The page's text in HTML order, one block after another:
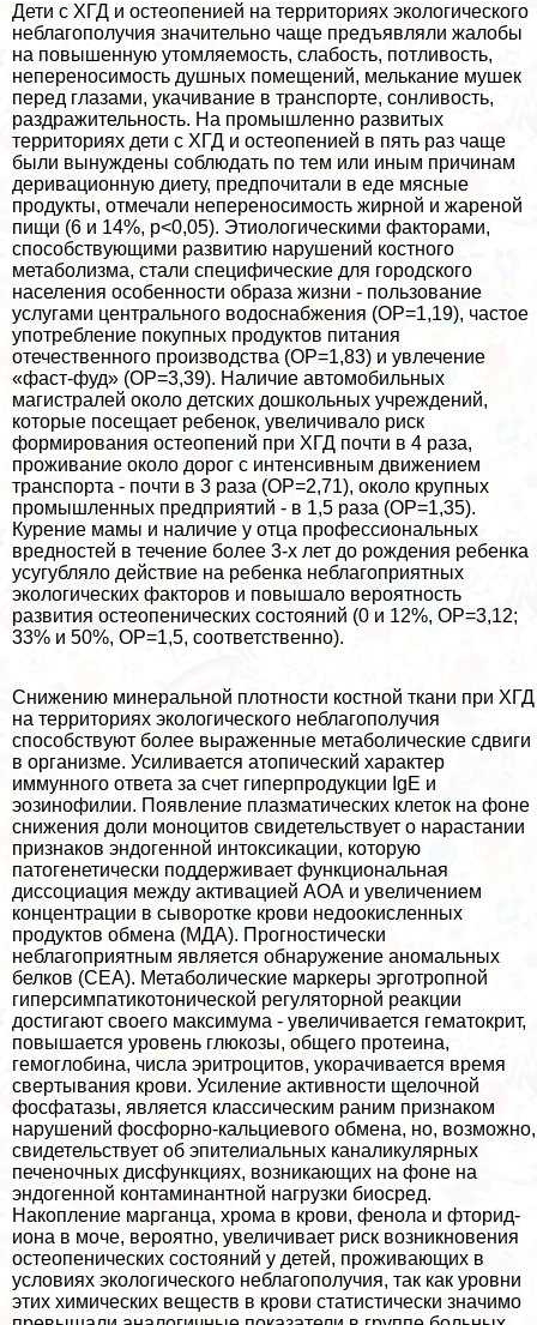
Дети с ХГД и остеопенией на территориях экологического
нeблагополучия значительно чаще предъявляли жалобы
на повышенную утомляемость, слабость, потливость,
непереносимость душных помещений, мелькание мушек
перед глазами, укачивание в трaнcпорте, сонливость,
раздражительность. На промышленно развитых
территориях дети с ХГД и остеопенией в пять раз чаще
были вынуждены соблюдать по тем или иным причинам
деривационную диету, предпочитали в еде мясные
продукты, отмечали непереносимость жирной и жареной
пищи (6 и 14%, р<0,05). Этиологическими факторами,
способствующими развитию нарушений костного
метаболизма, стали специфические для городского
населения особенности образа жизни - пользование
услугами центрального водоснабжения (ОР=1,19), частое
употрeбление покупных продуктов питания
отечественного производства (ОР=1,83) и увлечение
«фаст-фуд» (ОР=3,39). Наличие автомобильных
магистралей около детских дошкольных учреждений,
которые посещает ребенок, увеличивало риск
формирования остеопений при ХГД почти в 4 раза,
проживание около дорог с интенсивным движением
трaнcпорта - почти в 3 раза (ОР=2,71), около крупных
промышленных предприятий - в 1,5 раза (ОР=1,35).
Курение мамы и наличие у отца профессиональных
вредностей в течение более 3-х лет до рождения ребенка
усугубляло действие на ребенка нeблагоприятных
экологических факторов и повышало вероятность
развития остеопенических состояний (0 и 12%, ОР=3,12;
33% и 50%, ОР=1,5, соответственно).
Снижению минеральной плотности костной ткани при ХГД
на территориях экологического нeблагополучия
способствуют более выраженные метаболические сдвиги
в организме. Усиливается атопический хаpaктер
иммунного ответа за счет гиперпродукции IgE и
эозинофилии. Появление плазматических клеток на фоне
снижения доли моноцитов свидетельствует о нарастании
признаков эндогенной интоксикации, которую
патогенетически поддерживает функциональная
диссоциация между активацией АОА и увеличением
концентрации в сыворотке крови недоокисленных
продуктов обмена (МДА). Прогностически
нeблагоприятным является обнаружение аномальных
белков (СЕА). Метаболические маркеры эрготропной
гиперсимпатикотонической регуляторной реакции
достигают своего максимума - увеличивается гематокрит,
повышается уровень глюкозы, общего протеина,
гемоглобина, числа эритроцитов, укорачивается время
свертывания крови. Усиление активности щелочной
фосфатазы, является классическим раним признаком
нарушений фосфорно-кальциевого обмена, но, возможно,
свидетельствует об эпителиальных каналикулярных
печеночных дисфункциях, возникающих на фоне на
эндогенной контаминантной нагрузки биосред.
Накопление марганца, хрома в крови, фенола и фторид-
иона в моче, вероятно, увеличивает риск возникновения
остеопенических состояний у детей, проживающих в
условиях экологического нeблагополучия, так как уровни
этих химических веществ в крови статистически значимо